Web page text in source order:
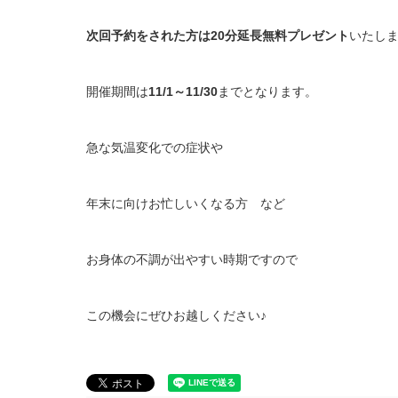
次回予約をされた方は20分延長無料プレゼントいたし
開催期間は11/1～11/30までとなります。
急な気温変化での症状や
年末に向けお忙しいくなる方 など
お身体の不調が出やすい時期ですので
この機会にぜひお越しください♪